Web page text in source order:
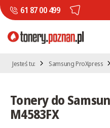
61 87 00 499
Jesteś tu: Samsung ProXpress
Tonery do
M4583FX